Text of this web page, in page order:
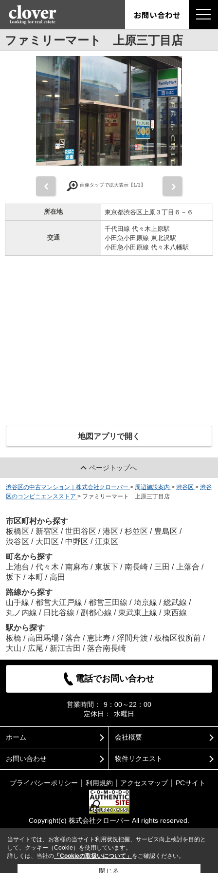
お問い合わせ
ファミリーマート 上原三丁目店
画像タップで拡大表示【1/1】
所在地 東京都渋谷区上原３丁目６－６
交通
千代田線 代々木上原駅
小田急小田原線 東北沢駅
小田急小田原線 代々木八幡駅
地図アプリで開く
ページトップへ
渋谷区の中古マンション｜株式会社クローバー > 周辺施設案内 > 渋谷区 > 渋谷
区のコンビニエンスストア > ファミリーマート 上原三丁目店
市区町村から探す
板橋区 / 新宿区 / 世田谷区 / 港区 / 杉並区 / 豊島区 /
渋谷区 / 大田区 / 中野区 / 江東区
町名から探す
上池台 / 代々木 / 南麻布 / 東坂下 / 南長崎 / 三田 / 上落合 /
坂下 / 本町 / 高田
路線から探す
山手線 / 都営大江戸線 / 都営三田線 / 埼京線 / 総武線 /
丸ノ内線 / 日比谷線 / 副都心線 / 東武東上線 / 東西線
駅から探す
板橋 / 高田馬場 / 落合 / 恵比寿 / 浮間舟渡 / 板橋区役所前 /
大山 / 広尾 / 新江古田 / 落合南長崎
電話でお問い合わせ
営業時間：
9：00～22：00
定休日：
水曜日
ホーム 会社概要
お問い合わせ 物件リクエスト
プライバシーポリシー 利用規約 アクセスマップ PCサイト
Copyright(c) 株式会社クローバー All rights reserved.
当サイトでは、お客様の当サイト利用状況把握、サービス向上検討を目的と
して、クッキー（Cookie）を使用しています。
詳しくは、当社の 「Cookieの取扱いについて」 をご確認ください。
閉じる